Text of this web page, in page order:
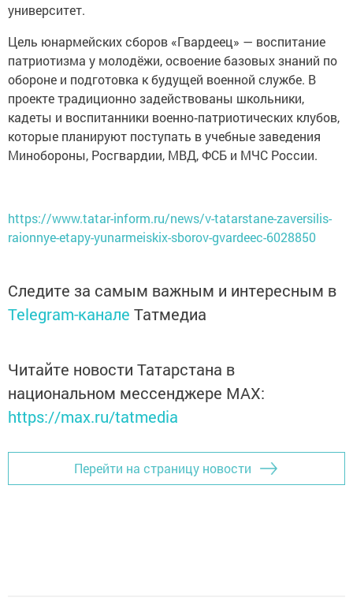
университет.
Цель юнармейских сборов «Гвардеец» — воспитание
патриотизма у молодёжи, освоение базовых знаний по
обороне и подготовка к будущей военной службе. В
проекте традиционно задействованы школьники,
кадеты и воспитанники военно‑патриотических клубов,
которые планируют поступать в учебные заведения
Минобороны, Росгвардии, МВД, ФСБ и МЧС России.
https://www.tatar-inform.ru/news/v-tatarstane-zaversilis-
raionnye-etapy-yunarmeiskix-sborov-gvardeec-6028850
Следите за самым важным и интересным в
Telegram-канале Татмедиа
Читайте новости Татарстана в
национальном мессенджере MАХ:
https://max.ru/tatmedia
Перейти на страницу новости